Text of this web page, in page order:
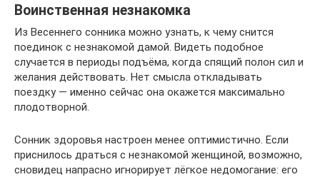
Воинственная незнакомка
Из Весеннего сонника можно узнать, к чему снится
поединок с незнакомой дамой. Видеть подобное
случается в периоды подъёма, когда спящий полон сил и
желания действовать. Нет смысла откладывать
поездку — именно сейчас она окажется максимально
плодотворной.
Сонник здоровья настроен менее оптимистично. Если
приснилось драться с незнакомой женщиной, возможно,
сновидец напрасно игнорирует лёгкое недомогание: его